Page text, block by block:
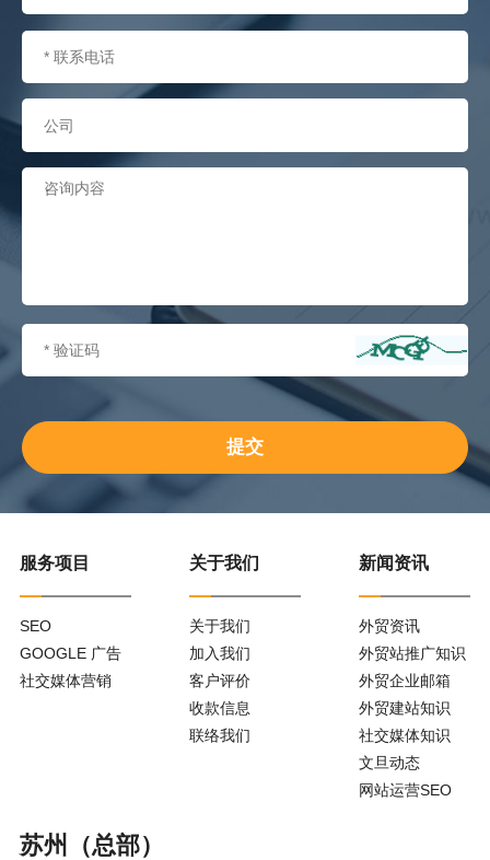
服务项目
SEO
GOOGLE 广告
社交媒体营销
关于我们
关于我们
加入我们
客户评价
收款信息
联络我们
新闻资讯
外贸资讯
外贸站推广知识
外贸企业邮箱
外贸建站知识
社交媒体知识
文旦动态
网站运营SEO
苏州（总部）